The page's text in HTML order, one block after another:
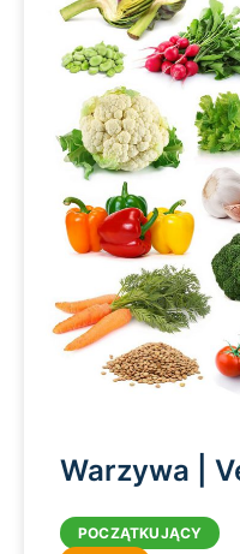
Warzywa |